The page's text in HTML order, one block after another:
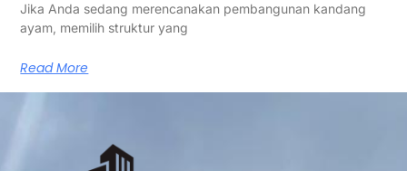
Jika Anda sedang merencanakan pembangunan kandang
ayam, memilih struktur yang
Read More